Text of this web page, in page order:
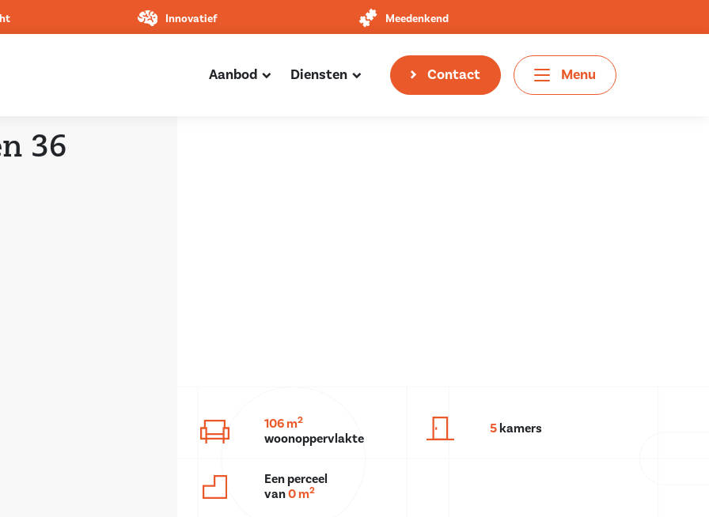
Innovatief Meedenkend
Aanbod Diensten Contact Menu
36
106 m2
woonoppervlakte
5kamers
Een perceel
van0 m2